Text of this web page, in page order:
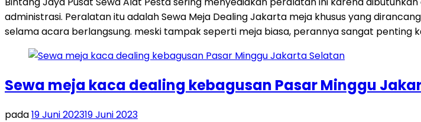
administrasi. Peralatan itu adalah Sewa Meja Dealing Jakarta meja khusus yang
selama acara berlangsung. meski tampak seperti meja biasa, perannya sangat penting
Sewa meja kaca dealing kebagusan Pasar Minggu
pada19 Juni 202319 Juni 2023